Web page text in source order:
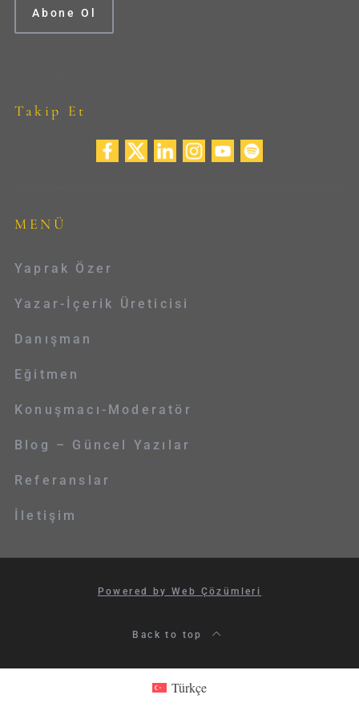
Takip Et
MENÜ
Yaprak Özer
Yazar-İçerik Üreticisi
Danışman
Eğitmen
Konuşmacı-Moderatör
Blog – Güncel Yazılar
Referanslar
İletişim
Powered by Web Çözümleri
Back to top
Türkçe